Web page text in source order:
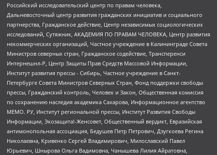
Российский исследовательский центр по правам человека,
Дальневосточный центр развития гражданских инициатив и социального
партнерства, Гражданское действие, Центр независимых социологических
исследований, Сутяжник, АКАДЕМИЯ ПО ПРАВАМ ЧЕЛОВЕКА, Центр развития
некоммерческих организаций, Частное учреждение в Калининграде Совета
Министров северных стран, Гражданское содействие, Трансперенси
Интернешнл-Р, Центр Защиты Прав Средств Массовой Информации,
Институт развития прессы - Сибирь, Частное учреждение в Санкт-
Петербурге Совета Министров Северных Стран, Фонд поддержки свободы
прессы, Гражданский контроль, Человек и Закон, Общественная комиссия
по сохранению наследия академика Сахарова, Информационное агентство
МЕМО. РУ, Институт региональной прессы, Институт Развития Свободы
Информации, Экозащита!-Женсовет, Общественный вердикт, Евразийская
антимонопольная ассоциация, Бедушев Петр Петрович, Дзугкоева Регина
Николаевна, Кривенко Сергей Владимирович, Милославский Павел
Юрьевич, Шнырова Ольга Вадимовна, Чанышева Лилия Айратовна,